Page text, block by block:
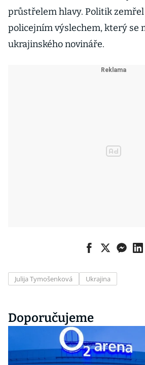
průstřelem hlavy. Politik
policejním výslechem, který se
ukrajinského novináře.
Julija Tymošenková Ukrajina
Doporučujeme